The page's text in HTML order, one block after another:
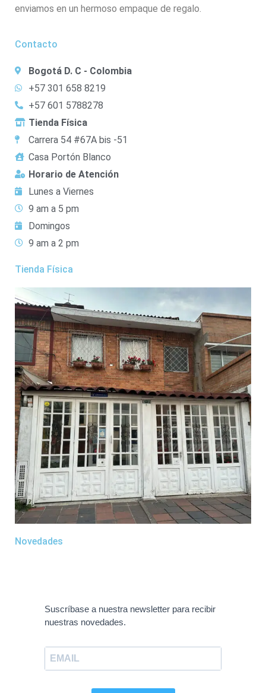
enviamos en un hermoso empaque de regalo.
Contacto
Bogotá D. C - Colombia
+57 301 658 8219
+57 601 5788278
Tienda Física
Carrera 54 #67A bis -51
Casa Portón Blanco
Horario de Atención
Lunes a Viernes
9 am a 5 pm
Domingos
9 am a 2 pm
Tienda Física
Novedades
Suscríbase a nuestra newsletter para recibir
nuestras novedades.